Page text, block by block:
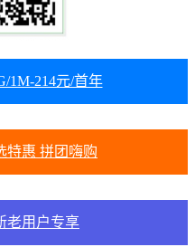
1M-214元/首年
特惠 拼团嗨购
老用户专享